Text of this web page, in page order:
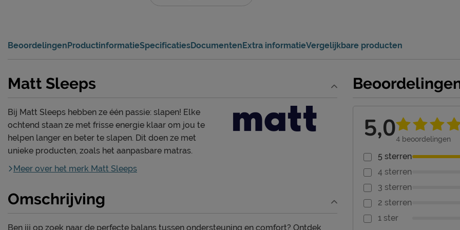
Beoordelingen ProductinformatieSpecificatiesDocumenten Extra informatieVergelijkbare producten
5,04 beoordelingen
5 sterren
4 sterren
3 sterren
2 sterren
1 ster
Matt Sleeps
Bij Matt Sleeps hebben ze één passie: slapen! Elke
ochtend staan ze met frisse energie klaar om jou te
helpen langer en beter te slapen. Dit doen ze met
unieke producten, zoals het aanpasbare matras.
Meer over het merk Matt Sleeps
Omschrijving
Ben jij op zoek naar de perfecte balans tussen ondersteuning en comfort? Ontdek